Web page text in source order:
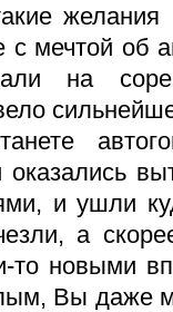
с мечтой об
на
оказались
и ушли
а
то новыми
Вы даже